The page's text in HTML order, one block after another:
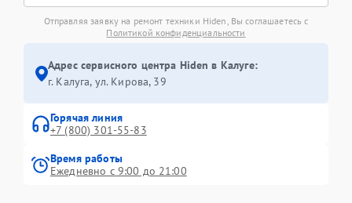
Отправляя заявку на ремонт техники Hiden, Вы соглашаетесь с
Политикой конфиденциальности
Адрес сервисного центра Hiden в Калуге:
г. Калуга, ул. Кирова, 39
Горячая линия
+7 (800) 301-55-83
Время работы
Ежедневно с 9:00 до 21:00